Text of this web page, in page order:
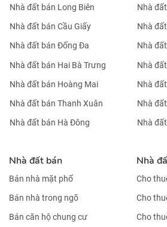
Nhà đất bán Long Biên
Nhà đất bán Cầu Giấy
Nhà đất bán Đống Đa
Nhà đất bán Hai Bà Trưng
Nhà đất bán Hoàng Mai
Nhà đất bán Thanh Xuân
Nhà đất bán Hà Đông
Nhà
Nhà
Nhà
Nhà
Nhà
Nhà
Nhà
Nhà đất bán
Bán nhà mặt phố
Bán nhà trong ngõ
Bán căn hộ chung cư
Nhà
Cho
Cho
Cho